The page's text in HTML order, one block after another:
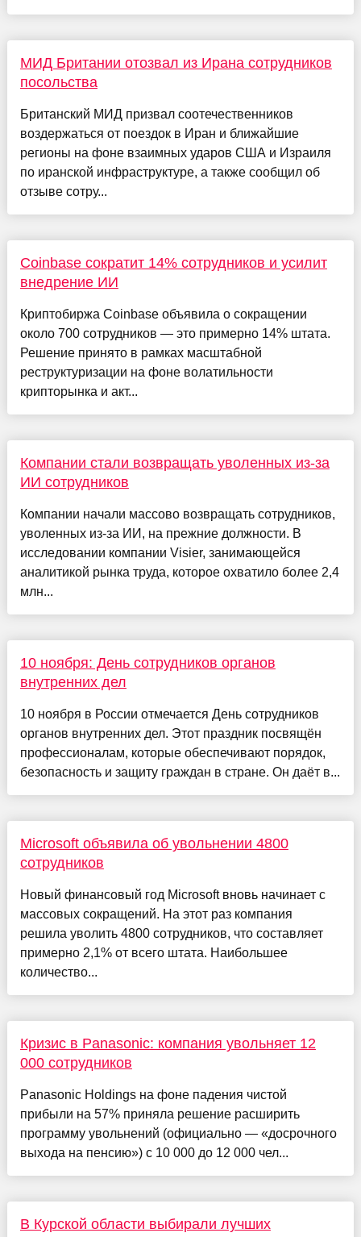
МИД Британии отозвал из Ирана сотрудников
посольства
Британский МИД призвал соотечественников
воздержаться от поездок в Иран и ближайшие
регионы на фоне взаимных ударов США и Израиля
по иранской инфраструктуре, а также сообщил об
отзыве сотру...
Coinbase сократит 14% сотрудников и усилит
внедрение ИИ
Криптобиржа Coinbase объявила о сокращении
около 700 сотрудников — это примерно 14% штата.
Решение принято в рамках масштабной
реструктуризации на фоне волатильности
крипторынка и акт...
Компании стали возвращать уволенных из-за
ИИ сотрудников
Компании начали массово возвращать сотрудников,
уволенных из-за ИИ, на прежние должности. В
исследовании компании Visier, занимающейся
аналитикой рынка труда, которое охватило более 2,4
млн...
10 ноября: День сотрудников органов
внутренних дел
10 ноября в России отмечается День сотрудников
органов внутренних дел. Этот праздник посвящён
профессионалам, которые обеспечивают порядок,
безопасность и защиту граждан в стране. Он даёт в...
Microsoft объявила об увольнении 4800
сотрудников
Новый финансовый год Microsoft вновь начинает с
массовых сокращений. На этот раз компания
решила уволить 4800 сотрудников, что составляет
примерно 2,1% от всего штата. Наибольшее
количество...
Кризис в Panasonic: компания увольняет 12
000 сотрудников
Panasonic Holdings на фоне падения чистой
прибыли на 57% приняла решение расширить
программу увольнений (официально — «досрочного
выхода на пенсию») с 10 000 до 12 000 чел...
В Курской области выбирали лучших